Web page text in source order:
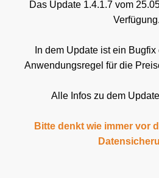
Das Update 1.4.1.7 vom
Verfügung.
In dem Update ist ein
Anwendungsregel für die
Alle Infos zu dem
Bitte denkt wie immer vor